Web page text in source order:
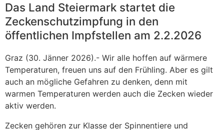
Das Land Steiermark startet die
Zeckenschutzimpfung in den
öffentlichen Impfstellen am 2.2.2026
Graz (30. Jänner 2026).- Wir alle hoffen auf wärmere
Temperaturen, freuen uns auf den Frühling. Aber es gilt
auch an mögliche Gefahren zu denken, denn mit
warmen Temperaturen werden auch die Zecken wieder
aktiv werden.
Zecken gehören zur Klasse der Spinnentiere und